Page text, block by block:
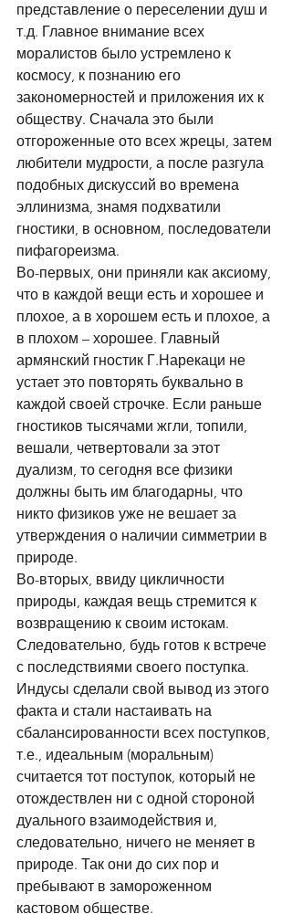
представление о переселении душ и
т.д. Главное внимание всех
моралистов было устремлено к
космосу, к познанию его
закономерностей и приложения их к
обществу. Сначала это были
отгороженные ото всех жрецы, затем
любители мудрости, а после разгула
подобных дискуссий во времена
эллинизма, знамя подхватили
гностики, в основном, последователи
пифагореизма.
Во-первых, они приняли как аксиому,
что в каждой вещи есть и хорошее и
плохое, а в хорошем есть и плохое, а
в плохом – хорошее. Главный
армянский гностик Г.Нарекаци не
устает это повторять буквально в
каждой своей строчке. Если раньше
гностиков тысячами жгли, топили,
вешали, четвертовали за этот
дуализм, то сегодня все физики
должны быть им благодарны, что
никто физиков уже не вешает за
утверждения о наличии симметрии в
природе.
Во-вторых, ввиду цикличности
природы, каждая вещь стремится к
возвращению к своим истокам.
Следовательно, будь готов к встрече
с последствиями своего поступка.
Индусы сделали свой вывод из этого
факта и стали настаивать на
сбалансированности всех поступков,
т.е., идеальным (моральным)
считается тот поступок, который не
отождествлен ни с одной стороной
дуального взаимодействия и,
следовательно, ничего не меняет в
природе. Так они до сих пор и
пребывают в замороженном
кастовом обществе.